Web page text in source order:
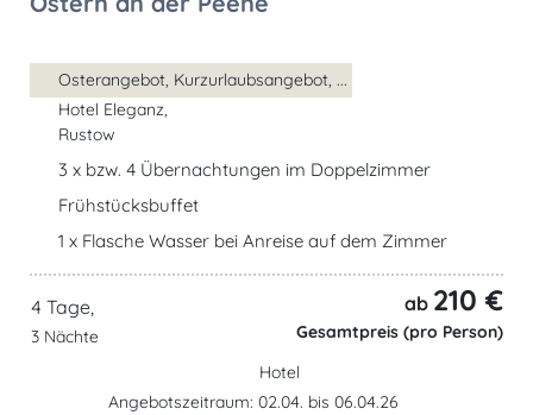
Osterangebot, Kurzurlaubsangebot, ...
Hotel Eleganz,
Rustow
3 x bzw. 4 Übernachtungen im Doppelzimmer
Frühstücksbuffet
1 x Flasche Wasser bei Anreise auf dem Zimmer
4 Tage,
3 Nächte
ab 210 €
Gesamtpreis (pro Person)
Hotel
Angebotszeitraum: 02.04. bis 06.04.26